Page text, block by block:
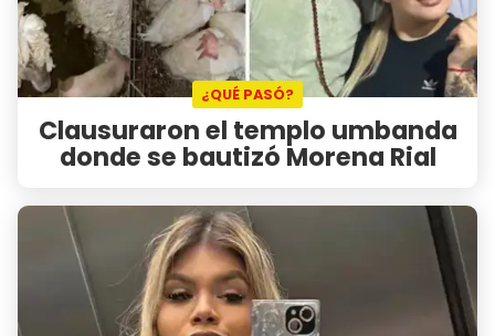
¿QUÉ PASÓ?
Clausuraron el templo umbanda
donde se bautizó Morena Rial